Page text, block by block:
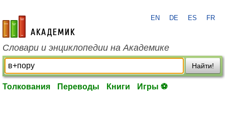
academic.ru
EN DE ES FR
Словари и энциклопедии на Академике
Найти!
Толкования Переводы Книги Игры ⚽